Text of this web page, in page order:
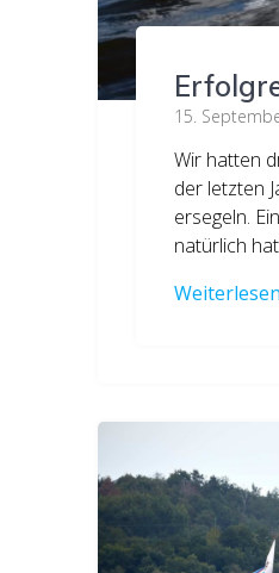
15.
Wir hatten
der letzten
ersegeln.
natürlich
Weiterlesen